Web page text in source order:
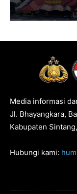
Media informasi
Jl. Bhayangkara,
Kabupaten
Hubungi kami: